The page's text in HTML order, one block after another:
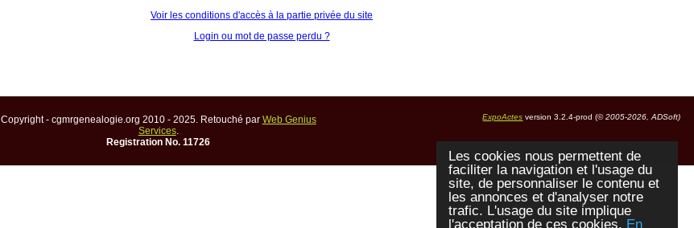
Les cookies nous permettent de
faciliter la navigation et l'usage du
site, de personnaliser le contenu et
les annonces et d'analyser notre
trafic. L'usage du site implique
l'acceptation de ces cookies. En
Voir les conditions d'accès à la partie privée du site
Login ou mot de passe perdu ?
Copyright - cgmrgenealogie.org 2010 - 2025. Retouché par Web Genius
Services.
Registration No. 11726
ExpoActes version 3.2.4-prod (©2005-2026, ADSoft)